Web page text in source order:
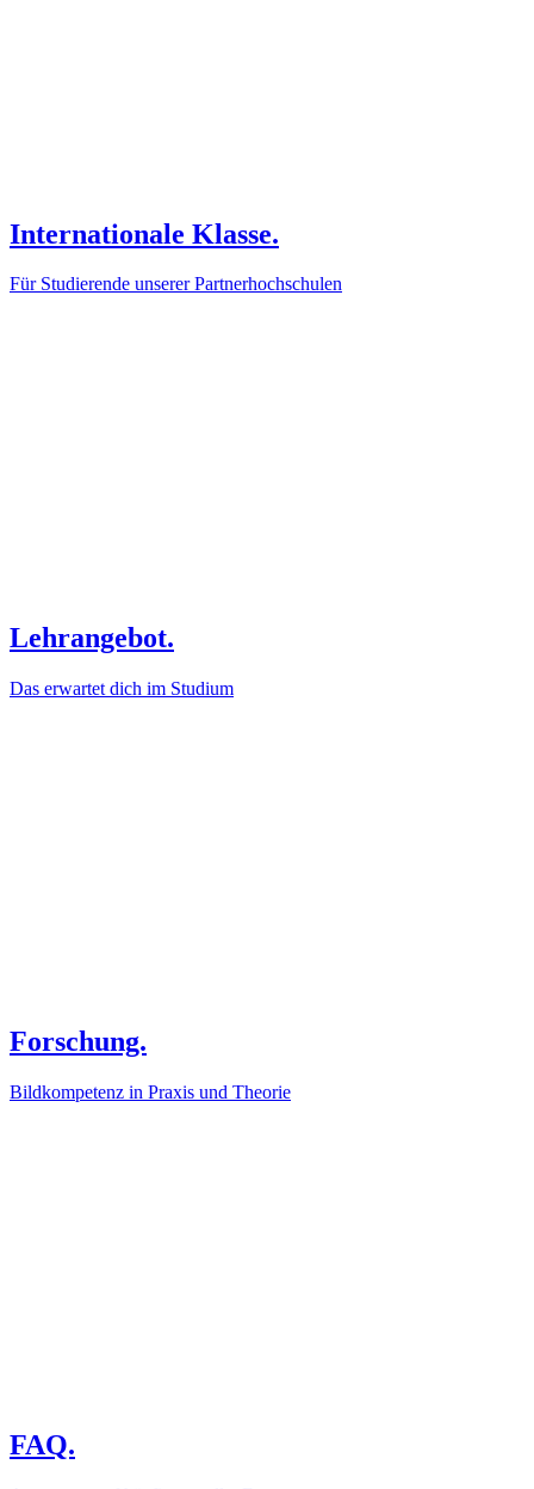
Internationale Klasse.
Für Studierende unserer Partnerhochschulen
Lehrangebot.
Das erwartet dich im Studium
Forschung.
Bildkompetenz in Praxis und Theorie
FAQ.